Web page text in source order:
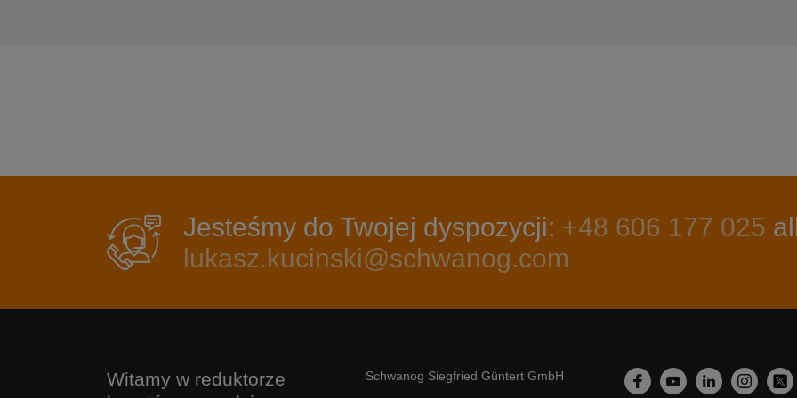
Jesteśmy do Twojej dyspozycji: +48 606 177 025
lukasz.kucinski@schwanog.com
Witamy w reduktorze
Schwanog Siegfried Güntert GmbH
Facebook
YouTubeLinkedInInstagram